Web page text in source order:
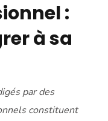
:
à sa
par des
constituent